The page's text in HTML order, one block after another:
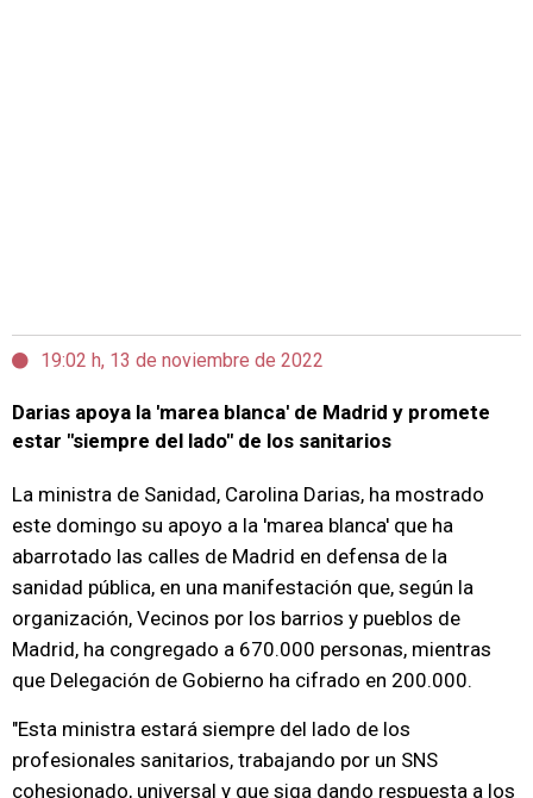
19:02 h, 13 de noviembre de 2022
Darias apoya la 'marea blanca' de Madrid y promete
estar "siempre del lado" de los sanitarios
La ministra de Sanidad, Carolina Darias, ha mostrado
este domingo su apoyo a la 'marea blanca' que ha
abarrotado las calles de Madrid en defensa de la
sanidad pública, en una manifestación que, según la
organización, Vecinos por los barrios y pueblos de
Madrid, ha congregado a 670.000 personas, mientras
que Delegación de Gobierno ha cifrado en 200.000.
"Esta ministra estará siempre del lado de los
profesionales sanitarios, trabajando por un SNS
cohesionado, universal y que siga dando respuesta a los